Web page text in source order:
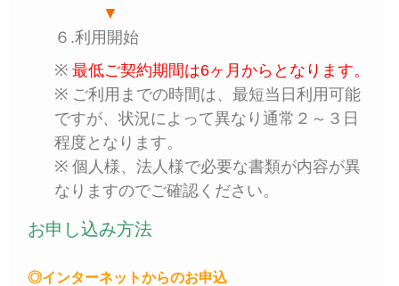
▼
６.利用開始
※ 最低ご契約期間は6ヶ月からとなります。
※ ご利用までの時間は、最短当日利用可能
ですが、状況によって異なり通常２～３日
程度となります。
※ 個人様、法人様で必要な書類が内容が異
なりますのでご確認ください。
お申し込み方法
◎インターネットからのお申込